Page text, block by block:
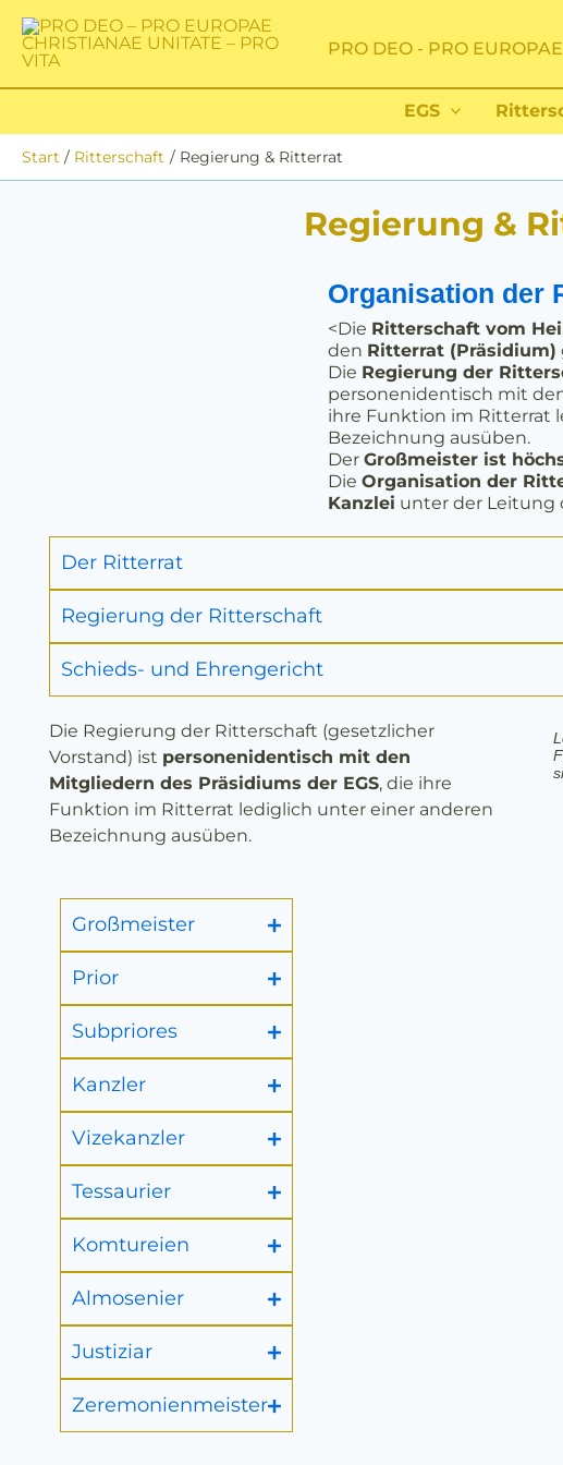
Inhalt
springen
PRO DEO - PRO
EGS
Start Ritterschaft Regierung & Ritterrat
Regierung &
Organisation der
<Die Ritterschaft vom
den Ritterrat (Präsidium)
Die Regierung der
personenidentisch mit
ihre Funktion im Ritterrat
Bezeichnung ausüben.
DerGroßmeister ist
DieOrganisation der
Kanzlei unter der Leitung
Der Ritterrat
Regierung der Ritterschaft
Schieds- und Ehrengericht
Die Regierung der Ritterschaft (gesetzlicher
Vorstand) ist personenidentisch mit den
Mitgliedern des Präsidiums der EGS, die ihre
Funktion im Ritterrat lediglich unter einer anderen
Bezeichnung ausüben.
Großmeister
Prior
Subpriores
Kanzler
Vizekanzler
Tessaurier
Komtureien
Almosenier
Justiziar
Zeremonienmeister